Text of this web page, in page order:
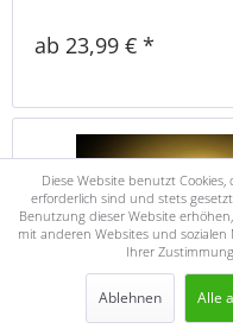
ab 23,99 € *
Diese Website benutzt
erforderlich sind und stets
Benutzung dieser Website
mit anderen Websites und
Ihrer
Ablehnen Alle